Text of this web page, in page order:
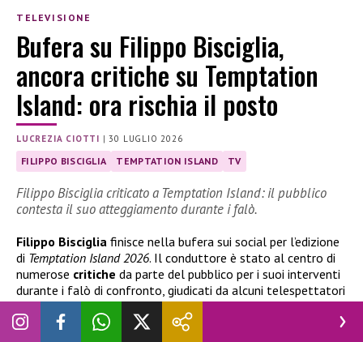
TELEVISIONE
Bufera su Filippo Bisciglia,
ancora critiche su Temptation
Island: ora rischia il posto
LUCREZIA CIOTTI |30 LUGLIO 2026
FILIPPO BISCIGLIA TEMPTATION ISLAND TV
Filippo Bisciglia criticato a Temptation Island: il pubblico
contesta il suo atteggiamento durante i falò.
Filippo Bisciglia finisce nella bufera sui social per l’edizione
di Temptation Island 2026. Il conduttore è stato al centro di
numerose critiche da parte del pubblico per i suoi interventi
durante i falò di confronto, giudicati da alcuni telespettatori
troppo insistenti e poco imparziali.